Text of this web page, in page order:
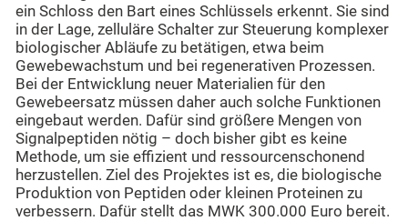
ein Schloss den Bart eines Schlüssels erkennt. Sie sind
in der Lage, zelluläre Schalter zur Steuerung komplexer
biologischer Abläufe zu betätigen, etwa beim
Gewebewachstum und bei regenerativen Prozessen.
Bei der Entwicklung neuer Materialien für den
Gewebeersatz müssen daher auch solche Funktionen
eingebaut werden. Dafür sind größere Mengen von
Signalpeptiden nötig – doch bisher gibt es keine
Methode, um sie effizient und ressourcenschonend
herzustellen. Ziel des Projektes ist es, die biologische
Produktion von Peptiden oder kleinen Proteinen zu
verbessern. Dafür stellt das MWK 300.000 Euro bereit.